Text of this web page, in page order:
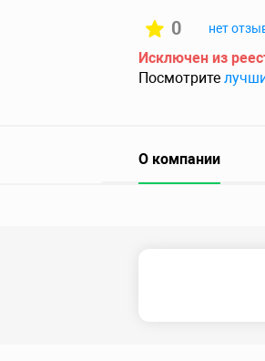
0 нет
Исключен из
Посмотрите
О компании